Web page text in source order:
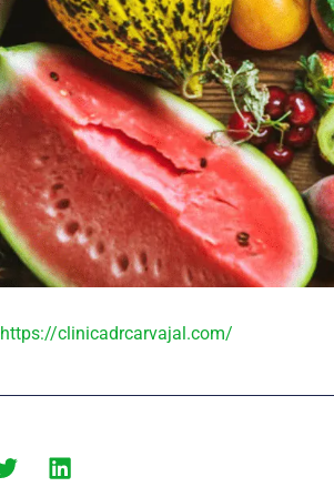
https://clinicadrcarvajal.com/